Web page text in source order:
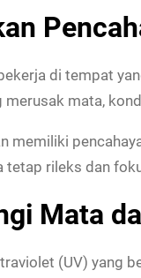
di tempat
merusak mata,
memiliki
tetap rileks dan
Mata
(UV) yang